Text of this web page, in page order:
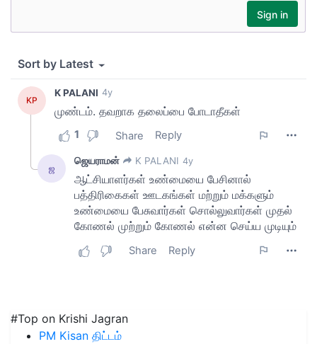
#Top on Krishi Jagran
PM Kisan திட்டம்